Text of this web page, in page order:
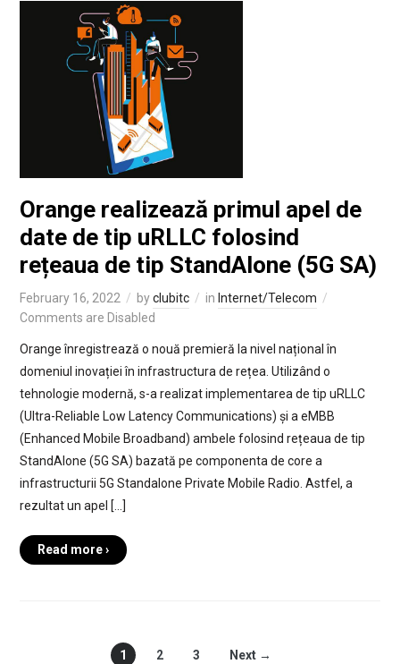
Orange realizează primul apel de
date de tip uRLLC folosind
rețeaua de tip StandAlone (5G SA)
February 16, 2022 byclubitc in Internet/Telecom
Comments are Disabled
Orange înregistrează o nouă premieră la nivel național în
domeniul inovației în infrastructura de rețea. Utilizând o
tehnologie modernă, s-a realizat implementarea de tip uRLLC
(Ultra-Reliable Low Latency Communications) și a eMBB
(Enhanced Mobile Broadband) ambele folosind rețeaua de tip
StandAlone (5G SA) bazată pe componenta de core a
infrastructurii 5G Standalone Private Mobile Radio. Astfel, a
rezultat un apel […]
Read more ›
1 2 3 Next →